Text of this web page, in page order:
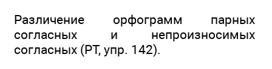
Различение орфограмм парных
согласных и непроизносимых
согласных (РТ, упр. 142).